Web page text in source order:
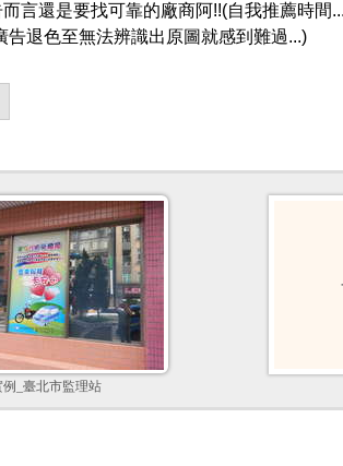
言還是要找可靠的廠商阿!!(自我推薦時間
告退色至無法辨識出原圖就感到難過...)
例_臺北市監理站